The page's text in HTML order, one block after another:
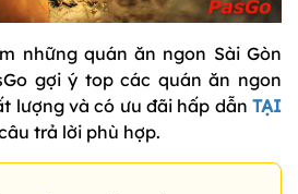
những quán ăn ngon Sài Gòn
gợi ý top các quán ăn ngon
lượng và có ưu đãi hấp dẫn TẠI
trả lời phù hợp.